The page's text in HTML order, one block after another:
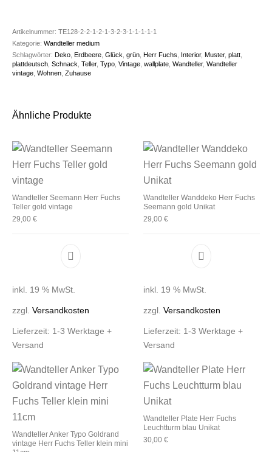
Artikelnummer:TE128-2-2-1-2-1-3-2-3-1-1-1-1-1
Kategorie:Wandteller medium
Schlagwörter:Deko ,Erdbeere ,Glück ,grün ,Herr Fuchs Interior,Muster,platt
plattdeutsch ,Schnack ,Teller,Typo ,Vintage ,wallplate ,Wandteller,Wandteller
vintage ,Wohnen ,Zuhause
Ähnliche Produkte
Wandteller Seemann Herr Fuchs
Teller gold vintage
29,00€
inkl. 19 % MwSt.
zzgl.Versandkosten
Lieferzeit: 1-3 Werktage +
Versand
Wandteller Wanddeko Herr Fuchs
Seemann gold Unikat
29,00 €
inkl. 19 % MwSt.
zzgl. Versandkosten
Lieferzeit: 1-3 Werktage +
Versand
Wandteller Anker Typo Goldrand
vintage Herr Fuchs Teller klein mini
Wandteller Plate Herr Fuchs
Leuchtturm blau Unikat
30,00 €